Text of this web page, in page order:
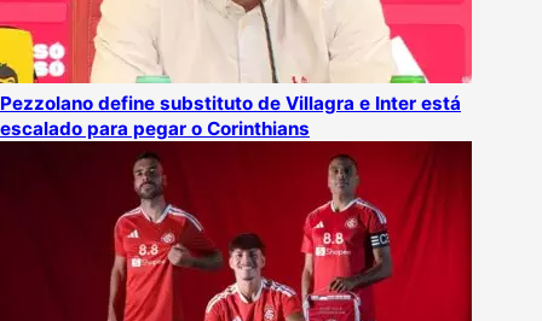
Pezzolano define substituto de Villagra e Inter está
escalado para pegar o Corinthians